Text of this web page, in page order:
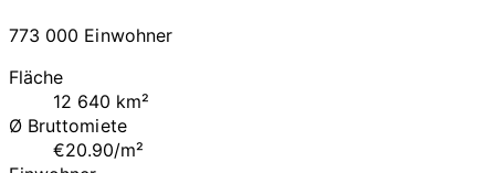
773 000 Einwohner
Fläche
12 640 km²
Ø Bruttomiete
€20.90/m²